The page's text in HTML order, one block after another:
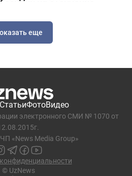
еще
СтатьиФотоВидео
электронного СМИ № 1070 от
«News Media Group»
© UzNews